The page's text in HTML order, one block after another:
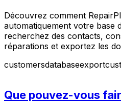
Découvrez comment
automatiquement votre base
recherchez des contacts,
réparations et exportez les
customersdatabaseexport
Que pouvez-vous